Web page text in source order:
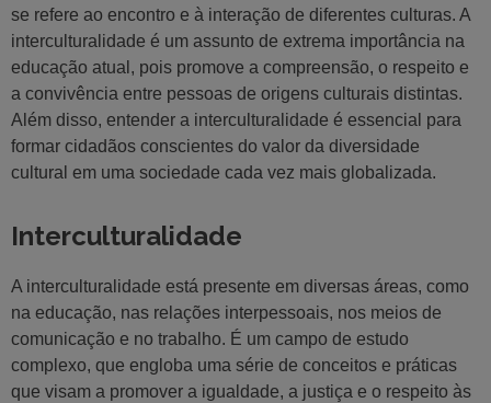
se refere ao encontro e à interação de diferentes culturas. A
interculturalidade é um assunto de extrema importância na
educação atual, pois promove a compreensão, o respeito e
a convivência entre pessoas de origens culturais distintas.
Além disso, entender a interculturalidade é essencial para
formar cidadãos conscientes do valor da diversidade
cultural em uma sociedade cada vez mais globalizada.
Interculturalidade
A interculturalidade está presente em diversas áreas, como
na educação, nas relações interpessoais, nos meios de
comunicação e no trabalho. É um campo de estudo
complexo, que engloba uma série de conceitos e práticas
que visam a promover a igualdade, a justiça e o respeito às